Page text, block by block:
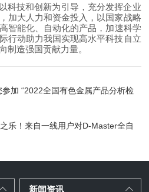
科技和创新为引导 ， 充分发挥企业
加大人力和资金投入， 以国家战略
智能化、自动化的产品 ，加速科学
行动助力我国实现高水平科技自立
制造强国贡献力量。
加 “2022全国有色金属产品分析检
乐！来自一线用户对D-Master全自
新闻资讯